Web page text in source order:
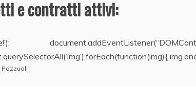
e contratti attivi:
Pozzuoli